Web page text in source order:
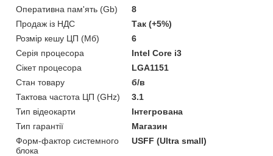
Оперативна пам'ять (Gb)
8
Продаж із НДС
Так (+5%)
Розмір кешу ЦП (Мб)
6
Серія процесора
Intel Core i3
Сікет процесора
LGA1151
Стан товару
б/в
Тактова частота ЦП (GHz)
3.1
Тип відеокарти
Інтегрована
Тип гарантії
Магазин
Форм-фактор системного
блока
USFF (Ultra small)